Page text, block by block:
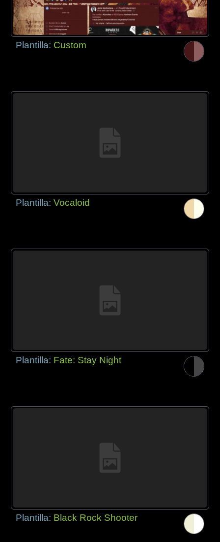
Plantilla: Custom
Plantilla:Vocaloid
Plantilla: Fate: Stay Night
Plantilla: Black Rock Shooter